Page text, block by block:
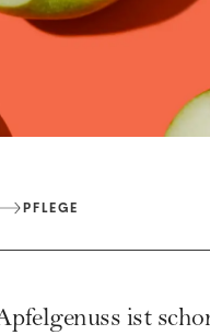
PFLEGE
ist